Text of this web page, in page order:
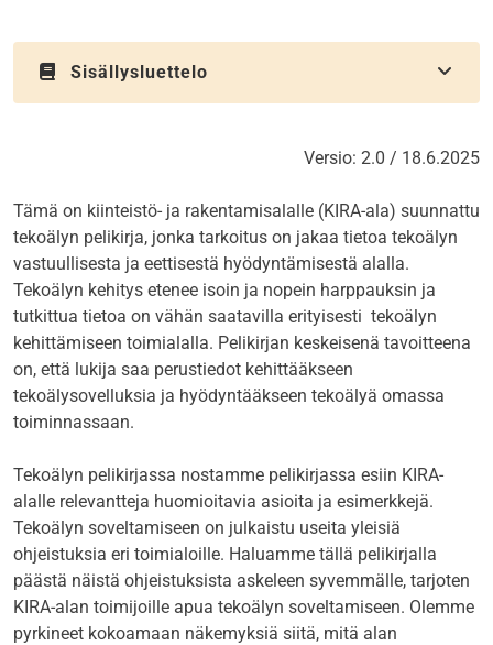
Sisällysluettelo
Versio: 2.0 / 18.6.2025
Tämä on kiinteistö- ja rakentamisalalle (KIRA-ala) suunnattu
tekoälyn pelikirja, jonka tarkoitus on jakaa tietoa tekoälyn
vastuullisesta ja eettisestä hyödyntämisestä alalla.
Tekoälyn kehitys etenee isoin ja nopein harppauksin ja
tutkittua tietoa on vähän saatavilla erityisesti tekoälyn
kehittämiseen toimialalla. Pelikirjan keskeisenä tavoitteena
on, että lukija saa perustiedot kehittääkseen
tekoälysovelluksia ja hyödyntääkseen tekoälyä omassa
toiminnassaan.
Tekoälyn pelikirjassa nostamme pelikirjassa esiin KIRA-
alalle relevantteja huomioitavia asioita ja esimerkkejä.
Tekoälyn soveltamiseen on julkaistu useita yleisiä
ohjeistuksia eri toimialoille. Haluamme tällä pelikirjalla
päästä näistä ohjeistuksista askeleen syvemmälle, tarjoten
KIRA-alan toimijoille apua tekoälyn soveltamiseen. Olemme
pyrkineet kokoamaan näkemyksiä siitä, mitä alan